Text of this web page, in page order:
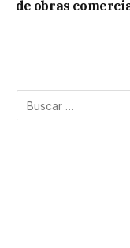
de obras